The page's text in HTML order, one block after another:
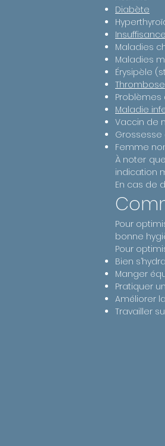
Diabète
Maladies
Maladies
Érysipèle
Thrombose
Maladie
Vaccin de
Femme
À noter
indication
En cas de
Pour
bonne
Pour
Bien
Manger
Pratiquer
Améliorer la
Travailler